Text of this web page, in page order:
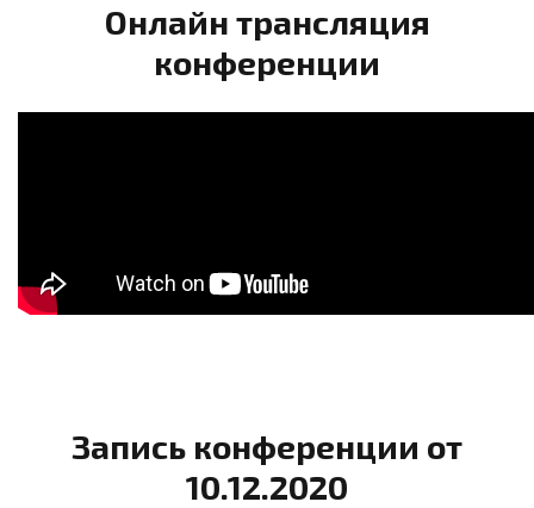
Онлайн трансляция
конференции
Запись конференции от
10.12.2020